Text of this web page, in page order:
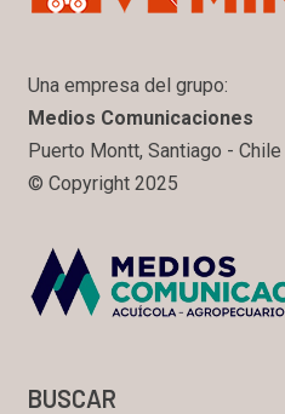
Una empresa del grupo:
Medios Comunicaciones
Puerto Montt, Santiago - Chile
© Copyright 2025
BUSCAR